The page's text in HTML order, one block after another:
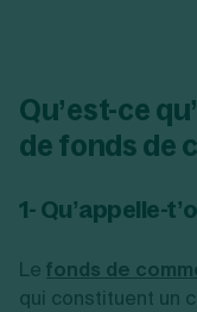
Qu’est-ce
de fonds de
1- Qu’appelle-
Le fonds de
qui constituent un